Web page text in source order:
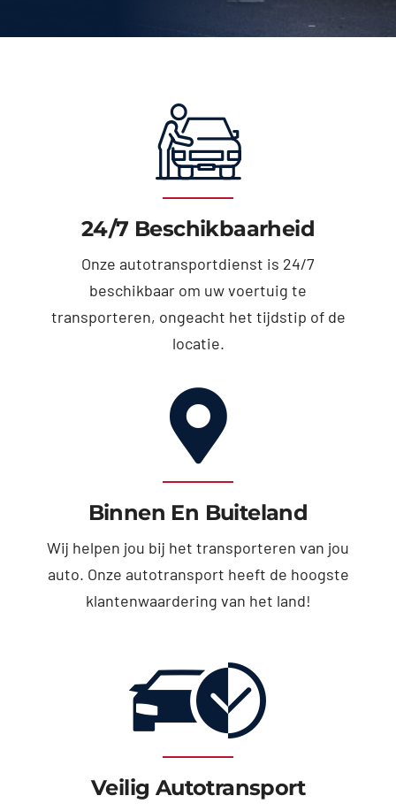
24/7 Beschikbaarheid
Onze autotransportdienst is 24/7
beschikbaar om uw voertuig te
transporteren, ongeacht het tijdstip of de
locatie.
Binnen En Buiteland
Wij helpen jou bij het transporteren van jou
auto. Onze autotransport heeft de hoogste
klantenwaardering van het land!
Veilig Autotransport